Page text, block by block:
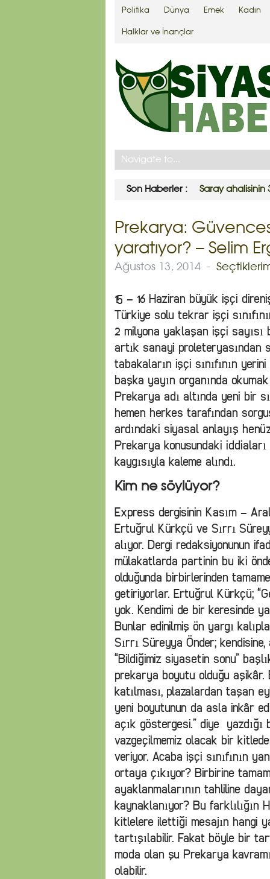
Politika Dünya Emek Kadın
Halklar ve İnançlar
Son Haberler : Avrupa’da
Prekarya:
yaratıyor? – Selim
Ağustos 13, 2014 -
15 – 16 Haziran büyük işçi
Türkiye solu tekrar işçi
2 milyona yaklaşan işçi sayısı
artık sanayi proleteryasından
tabakaların işçi sınıfının
başka yayın organında
Prekarya adı altında yeni bir
hemen herkes tarafından
ardındaki siyasal anlayış
Prekarya konusundaki
kaygısıyla kaleme alındı.
Kim ne söylüyor?
Express dergisinin Kasım –
Ertuğrul Kürkçü ve Sırrı
alıyor. Dergi redaksiyonunun
mülakatlarda partinin bu iki
olduğunda birbirlerinden
getiriyorlar. Ertuğrul Kürkçü;
yok. Kendimi de bir keresinde
Bunlar edinilmiş ön yargı
Sırrı Süreyya Önder;
“Bildiğimiz siyasetin sonu”
prekarya boyutu olduğu aşikâr.
katılması, plazalardan taşan
yeni boyutunun da asla inkâr
açık göstergesi.” diye yazdığı
vazgeçilmemiz olacak bir
veriyor. Acaba işçi sınıfının
ortaya çıkıyor? Birbirine
ayaklanmalarının tahliline
kaynaklanıyor? Bu farklılığın
kitlelere ilettiği mesajın hangi
tartışılabilir. Fakat böyle bir
moda olan şu Prekarya
olabilir.